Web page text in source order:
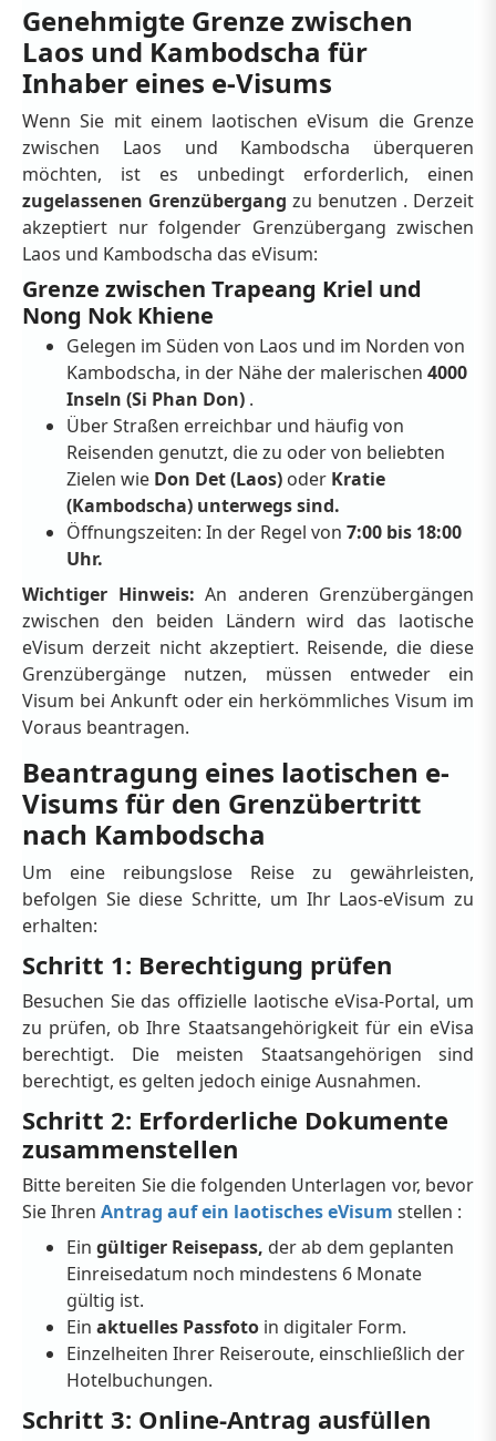
Genehmigte Grenze zwischen
Laos und Kambodscha für
Inhaber eines e-Visums
Wenn Sie mit einem laotischen eVisum die Grenze
zwischen Laos und Kambodscha überqueren
möchten, ist es unbedingt erforderlich, einen
zugelassenen Grenzübergang zu benutzen . Derzeit
akzeptiert nur folgender Grenzübergang zwischen
Laos und Kambodscha das eVisum:
Grenze zwischen Trapeang Kriel und
Nong Nok Khiene
Gelegen im Süden von Laos und im Norden von
Kambodscha, in der Nähe der malerischen 4000
Inseln (Si Phan Don) .
Über Straßen erreichbar und häufig von
Reisenden genutzt, die zu oder von beliebten
Zielen wie Don Det (Laos) oder Kratie
(Kambodscha) unterwegs sind.
Öffnungszeiten: In der Regel von 7:00 bis 18:00
Uhr.
Wichtiger Hinweis: An anderen Grenzübergängen
zwischen den beiden Ländern wird das laotische
eVisum derzeit nicht akzeptiert. Reisende, die diese
Grenzübergänge nutzen, müssen entweder ein
Visum bei Ankunft oder ein herkömmliches Visum im
Voraus beantragen.
Beantragung eines laotischen e-
Visums für den Grenzübertritt
nach Kambodscha
Um eine reibungslose Reise zu gewährleisten,
befolgen Sie diese Schritte, um Ihr Laos-eVisum zu
erhalten:
Schritt 1: Berechtigung prüfen
Besuchen Sie das offizielle laotische eVisa-Portal, um
zu prüfen, ob Ihre Staatsangehörigkeit für ein eVisa
berechtigt. Die meisten Staatsangehörigen sind
berechtigt, es gelten jedoch einige Ausnahmen.
Schritt 2: Erforderliche Dokumente
zusammenstellen
Bitte bereiten Sie die folgenden Unterlagen vor, bevor
Sie Ihren Antrag auf ein laotisches eVisum stellen :
Ein gültiger Reisepass, der ab dem geplanten
Einreisedatum noch mindestens 6 Monate
gültig ist.
Ein aktuelles Passfoto in digitaler Form.
Einzelheiten Ihrer Reiseroute, einschließlich der
Hotelbuchungen.
Schritt 3: Online-Antrag ausfüllen